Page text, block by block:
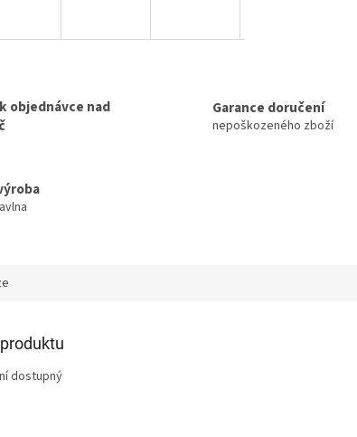
objednávce nad
Garance doručení
nepoškozeného zboží
dostupný